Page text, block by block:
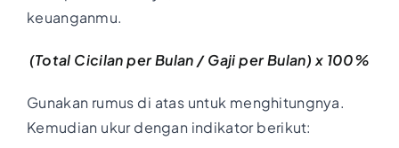
keuanganmu.
(Total Cicilan per Bulan / Gaji per Bulan) x 100%
Gunakan rumus di atas untuk menghitungnya.
Kemudian ukur dengan indikator berikut: